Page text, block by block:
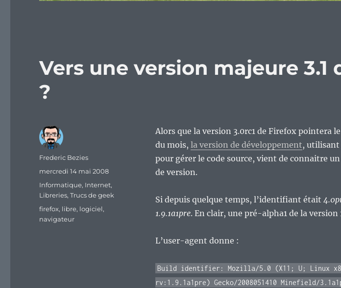
Vers une version majeure 3.1
?
Alors que la version 3.0rc1 de Firefox pointera
du mois, la version de développement, utilisant
pour gérer le code source, vient de connaitre
de version.
Si depuis quelque temps, l’identifiant était
1.9.1a1pre. En clair, une pré-alpha1 de la version
L’user-agent donne :
Build identifier: Mozilla/5.0 (X11; U; Linux
rv:1.9.1a1pre) Gecko/2008051410 Minefield/
Auteur
Frederic Bezies
Publié
mercredi 14 mai 2008
Catégories
Informatique, Internet,
Libreries,Trucs de geek
Étiquettes
firefox, libre, logiciel,
navigateur